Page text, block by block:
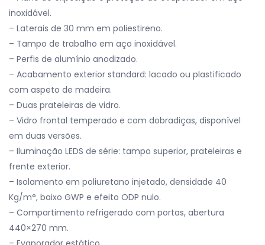
inoxidável.
– Laterais de 30 mm em poliestireno.
– Tampo de trabalho em aço inoxidável.
– Perfis de alumínio anodizado.
– Acabamento exterior standard: lacado ou plastificado
com aspeto de madeira.
– Duas prateleiras de vidro.
– Vidro frontal temperado e com dobradiças, disponível
em duas versões.
– Iluminação LEDS de série: tampo superior, prateleiras e
frente exterior.
– Isolamento em poliuretano injetado, densidade 40
Kg/m°, baixo GWP e efeito ODP nulo.
– Compartimento refrigerado com portas, abertura
440×270 mm.